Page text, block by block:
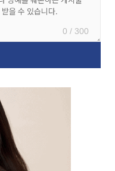
0 / 300